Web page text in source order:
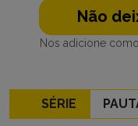
Não
Nos adicione como
SÉRIE